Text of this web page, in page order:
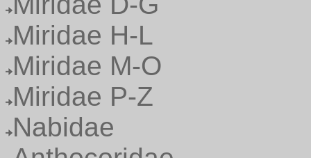
Miridae H-L
Miridae M-O
Miridae P-Z
Nabidae